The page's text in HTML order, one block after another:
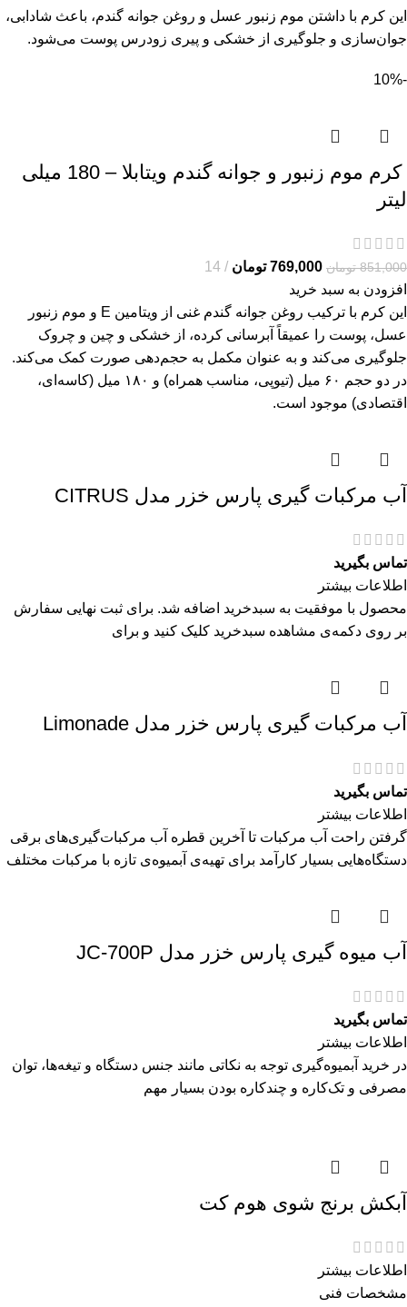
این کرم با داشتن موم زنبور عسل و روغن جوانه گندم، باعث شادابی،
جوان‌سازی و جلوگیری از خشکی و پیری زودرس پوست می‌شود.
-10%
کرم موم زنبور و جوانه گندم ویتابلا – 180 میلی
لیتر
851,000 تومان 769,000 تومان
14
افزودن به سبد خرید
این کرم با ترکیب روغن جوانه گندم غنی از ویتامین E و موم زنبور
عسل، پوست را عمیقاً آبرسانی کرده، از خشکی و چین و چروک
جلوگیری می‌کند و به عنوان مکمل به حجم‌دهی صورت کمک می‌کند.
در دو حجم ۶۰ میل (تیوپی، مناسب همراه) و ۱۸۰ میل (کاسه‌ای،
اقتصادی) موجود است.
آب مرکبات گیری پارس خزر مدل CITRUS
تماس بگیرید
اطلاعات بیشتر
محصول با موفقیت به سبدخرید اضافه شد. برای ثبت نهایی سفارش
بر روی دکمه‌ی مشاهده سبدخرید کلیک کنید و برای
آب مرکبات گیری پارس خزر مدل Limonade
تماس بگیرید
اطلاعات بیشتر
گرفتن راحت آب مرکبات تا آخرین قطره آب مرکبات‌گیری‌های برقی
دستگاه‌هایی بسیار کارآمد برای تهیه‌ی آبمیوه‌ی تازه با مرکبات مختلف
آب میوه گیری پارس خزر مدل JC-700P
تماس بگیرید
اطلاعات بیشتر
در خرید آبمیوه‌گیری توجه به نکاتی مانند جنس دستگاه و تیغه‌ها، توان
مصرفی و تک‌کاره و چندکاره بودن بسیار مهم
آبکش برنج شوی هوم کت
اطلاعات بیشتر
مشخصات فنی